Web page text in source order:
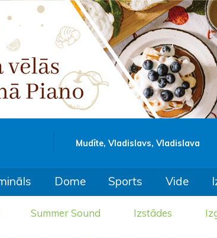
Mudīte, Vladislavs, Vladislava
Dome Sports Vide
Summer Sound Izstādes